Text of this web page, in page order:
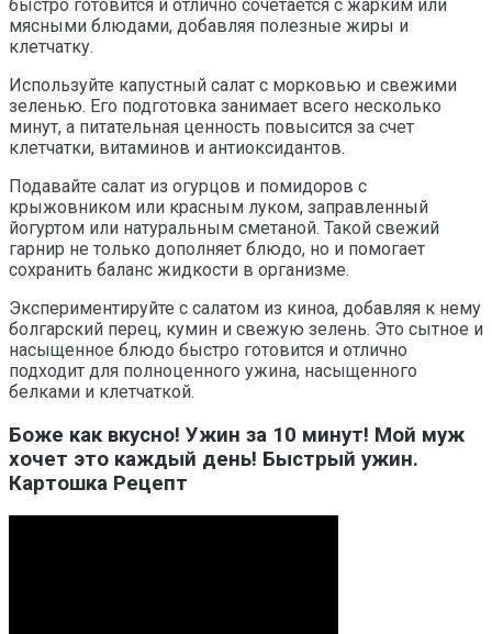
быстро готовится и отлично сочетается с жарким или
мясными блюдами, добавляя полезные жиры и
клетчатку.
Используйте капустный салат с морковью и свежими
зеленью. Его подготовка занимает всего несколько
минут, а питательная ценность повысится за счет
клетчатки, витаминов и антиоксидантов.
Подавайте салат из огурцов и помидоров с
крыжовником или красным луком, заправленный
йогуртом или натуральным сметаной. Такой свежий
гарнир не только дополняет блюдо, но и помогает
сохранить баланс жидкости в организме.
Экспериментируйте с салатом из киноа, добавляя к нему
болгарский перец, кумин и свежую зелень. Это сытное и
насыщенное блюдо быстро готовится и отлично
подходит для полноценного ужина, насыщенного
белками и клетчаткой.
Боже как вкусно! Ужин за 10 минут! Мой муж
хочет это каждый день! Быстрый ужин.
Картошка Рецепт